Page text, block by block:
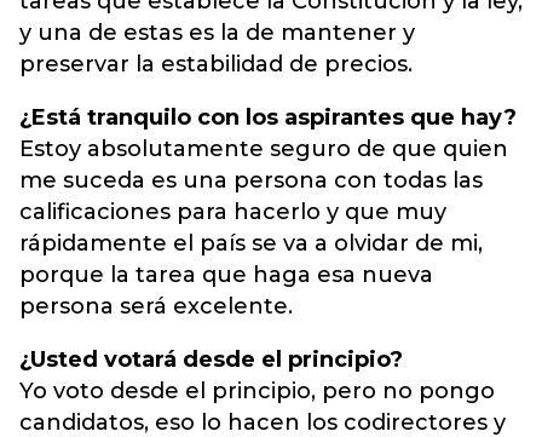
y una de estas es la de mantener y
preservar la estabilidad de precios.
¿Está tranquilo con los aspirantes que hay?
Estoy absolutamente seguro de que quien
me suceda es una persona con todas las
calificaciones para hacerlo y que muy
rápidamente el país se va a olvidar de mi,
porque la tarea que haga esa nueva
persona será excelente.
¿Usted votará desde el principio?
Yo voto desde el principio, pero no pongo
candidatos, eso lo hacen los codirectores y